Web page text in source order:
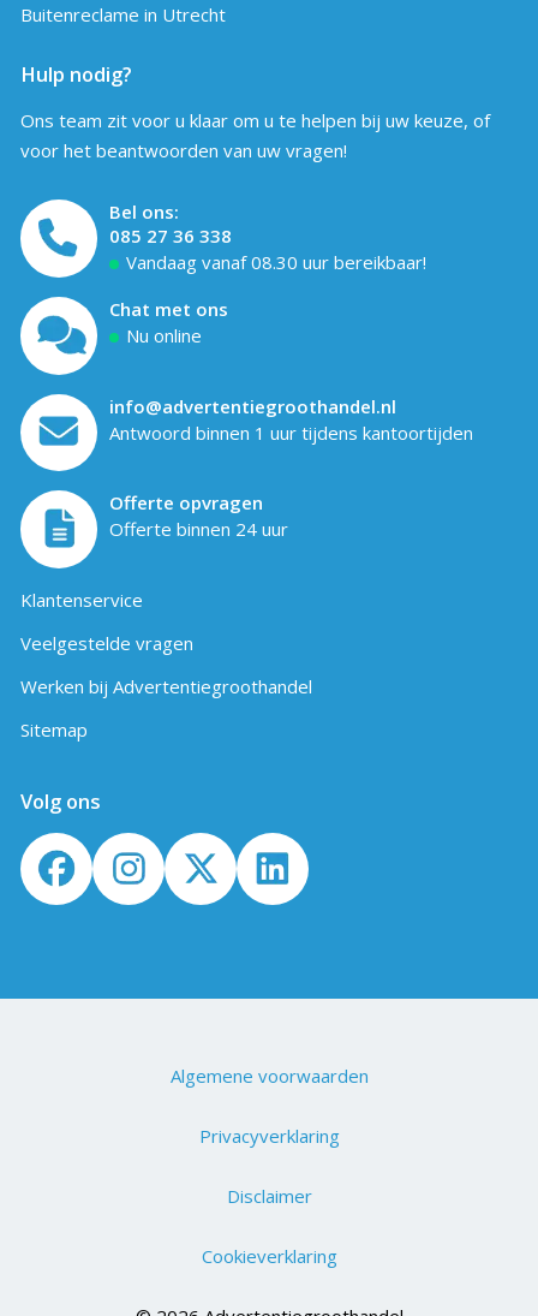
Buitenreclame in Utrecht
Hulp nodig?
Ons team zit voor u klaar om u te helpen bij uw keuze, of
voor het beantwoorden van uw vragen!
Bel ons:
085 27 36 338
Vandaag vanaf 08.30 uur bereikbaar!
Chat met ons
Nu online
info@advertentiegroothandel.nl
Antwoord binnen 1 uur tijdens kantoortijden
Offerte opvragen
Offerte binnen 24 uur
Klantenservice
Veelgestelde vragen
Werken bij Advertentiegroothandel
Sitemap
Volg ons
Algemene voorwaarden
Privacyverklaring
Disclaimer
Cookieverklaring